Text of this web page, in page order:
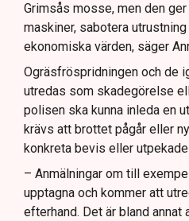
Grimsås mosse, men den
maskiner, sabotera
ekonomiska värden, säger
Ogräsfröspridningen och de
utredas som skadegörelse
polisen ska kunna inleda en
krävs att brottet pågår eller
konkreta bevis eller
– Anmälningar om till
upptagna och kommer att
efterhand. Det är bland annat